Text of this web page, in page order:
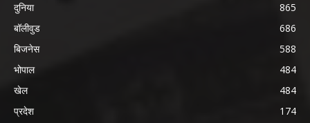
दुनिया
865
बॉलीवुड
686
बिजनेस
588
भोपाल
484
खेल
484
प्रदेश
174